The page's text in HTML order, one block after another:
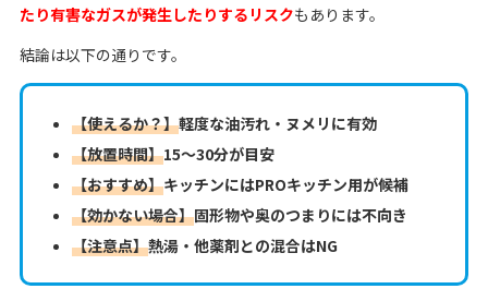
たり有害なガスが発生したりするリスクもあります。
結論は以下の通りです。
【使えるか？】軽度な油汚れ・ヌメリに有効
【放置時間】15〜30分が目安
【おすすめ】キッチンにはPROキッチン用が候補
【効かない場合】固形物や奥のつまりには不向き
【注意点】熱湯・他薬剤との混合はNG